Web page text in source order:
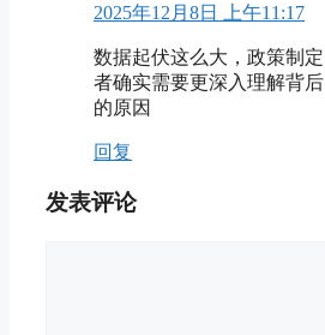
2025年12月8日 上午11:17
数据起伏这么大，政策制定
者确实需要更深入理解背后
的原因
回复
发表评论